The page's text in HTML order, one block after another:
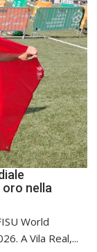
nella
World
A Vila Real,...